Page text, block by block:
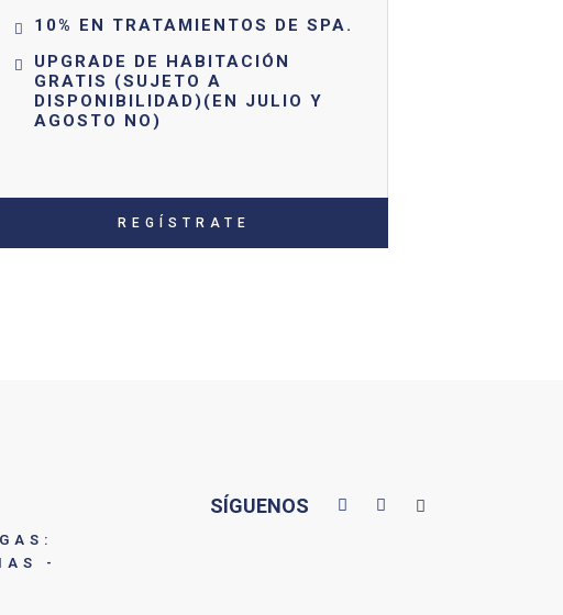
10% EN TRATAMIENTOS DE SPA.
UPGRADE DE HABITACIÓN
GRATIS (SUJETO A
DISPONIBILIDAD)(EN JULIO Y
AGOSTO NO)
REGÍSTRATE
-
SÍGUENOS